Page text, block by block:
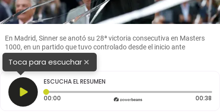
En Madrid, Sinner se anotó su 28ª victoria consecutiva en Masters
1000, en un partido que tuvo controlado desde el inicio ante
Alexander Zverev. FOTO AFP
Toca para escuchar×
ESCUCHA EL RESUMEN
00:00 Tiempo transcurrido: 0 segundos 00:38